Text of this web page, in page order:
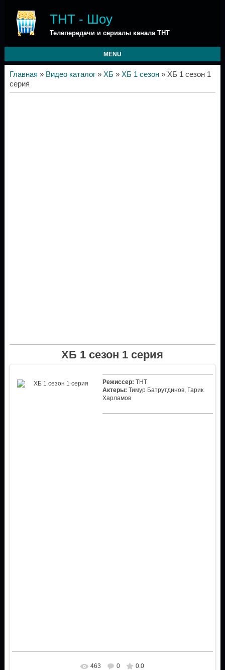
ТНТ - Шоу
Телепередачи и сериалы канала ТНТ
MENU
Главная » Видео каталог» ХБ » ХБ 1 сезон» ХБ 1 сезон 1
серия
ХБ 1 сезон 1 серия
Режиссер: ТНТ
Актеры: Тимур Батрутдинов, Гарик
Харламов
463 0 0.0